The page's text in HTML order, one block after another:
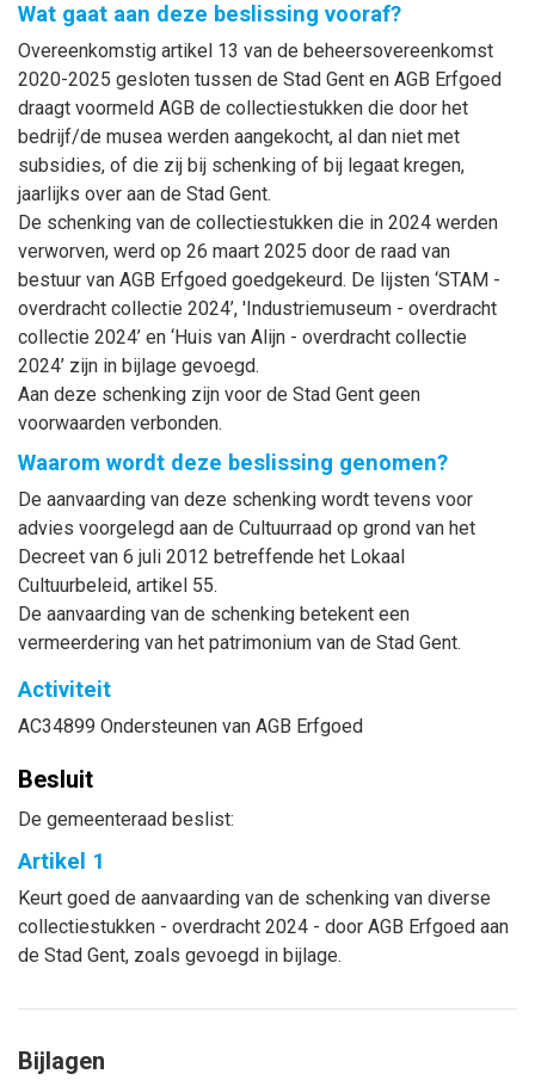
Wat gaat aan deze beslissing vooraf?
Overeenkomstig artikel 13 van de beheersovereenkomst
2020-2025 gesloten tussen de Stad Gent en AGB Erfgoed
draagt voormeld AGB de collectiestukken die door het
bedrijf/de musea werden aangekocht, al dan niet met
subsidies, of die zij bij schenking of bij legaat kregen,
jaarlijks over aan de Stad Gent.
De schenking van de collectiestukken die in 2024 werden
verworven, werd op 26 maart 2025 door de raad van
bestuur van AGB Erfgoed goedgekeurd. De lijsten ‘STAM -
overdracht collectie 2024’, 'Industriemuseum - overdracht
collectie 2024’ en ‘Huis van Alijn - overdracht collectie
2024’ zijn in bijlage gevoegd.
Aan deze schenking zijn voor de Stad Gent geen
voorwaarden verbonden.
Waarom wordt deze beslissing genomen?
De aanvaarding van deze schenking wordt tevens voor
advies voorgelegd aan de Cultuurraad op grond van het
Decreet van 6 juli 2012 betreffende het Lokaal
Cultuurbeleid, artikel 55.
De aanvaarding van de schenking betekent een
vermeerdering van het patrimonium van de Stad Gent.
Activiteit
AC34899 Ondersteunen van AGB Erfgoed
Besluit
De gemeenteraad beslist:
Artikel 1
Keurt goed de aanvaarding van de schenking van diverse
collectiestukken - overdracht 2024 - door AGB Erfgoed aan
de Stad Gent, zoals gevoegd in bijlage.
Bijlagen